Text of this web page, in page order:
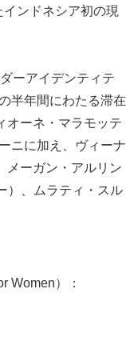
ンドネシア初の現
ーアイデンティテ
半年間にわたる滞在
オーネ・マラモッテ
ニに加え、ヴィーナ
メーガン・アルリン
）、ムラティ・スル
Women）：